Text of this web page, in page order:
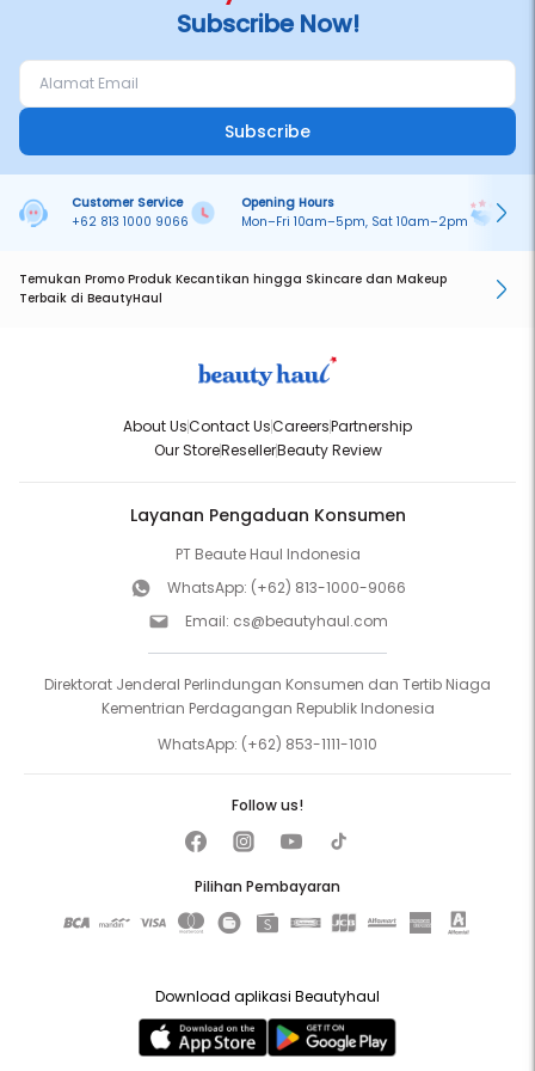
Subscribe Now!
Subscribe
Customer Service
+62 813 1000 9066
Opening Hours
Mon–Fri 10am–5pm, Sat 10am–2pm
Temukan Promo Produk Kecantikan hingga Skincare dan Makeup
Terbaik di BeautyHaul
About UsContact UsCareersPartnership
Our StoreResellerBeauty Review
Layanan Pengaduan Konsumen
PT Beaute Haul Indonesia
WhatsApp: (+62) 813-1000-9066
Email: cs@beautyhaul.com
Direktorat Jenderal Perlindungan Konsumen dan Tertib Niaga
Kementrian Perdagangan Republik Indonesia
WhatsApp: (+62) 853-1111-1010
Pilihan Pembayaran
Follow us!
Download aplikasi Beautyhaul